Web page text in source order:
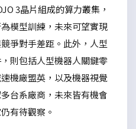
3晶片組成的算力叢集，
模型訓練，未來可望實現
爭對手差距。此外，人型
則包括人型機器人關鍵零
機廠盟英，以及機器視覺
台系廠商，未來皆有機會
有待觀察。